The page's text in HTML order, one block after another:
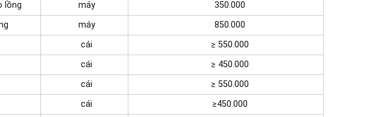
lồng máy
350.000
máy
850.000
cái
≥ 550.000
cái
≥ 450.000
cái
≥ 550.000
cái
≥450.000